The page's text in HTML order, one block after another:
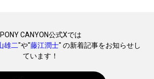
PONY CANYON公式Xでは
雄二"や"藤江潤士" の新着記事をお知らせし
ています！